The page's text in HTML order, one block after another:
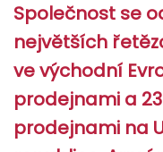
Společnost se
největších
ve východní
prodejnami a
prodejnami na